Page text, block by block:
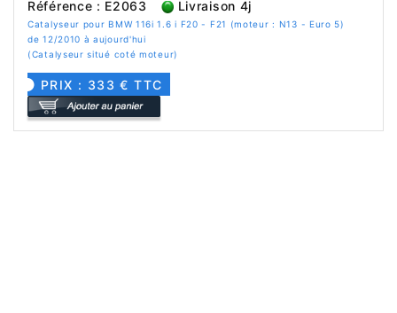
Référence : E2063 Livraison 4j
Catalyseur pour BMW 116i 1.6 i F20 - F21 (moteur : N13 - Euro 5)
de 12/2010 à aujourd'hui
(Catalyseur situé coté moteur)
PRIX : 333 € TTC